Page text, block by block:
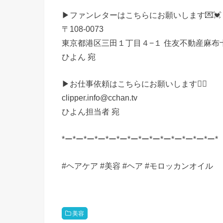
▶︎ファンレターはこちらにお願いします💌💓
〒108-0073
東京都港区三田１丁目４−１ 住友不動産麻布
ひよん 宛
▶︎お仕事依頼はこちらにお願いします🙆‍♀️
clipper.info@cchan.tv
ひよん担当者 宛
*ー*ー*ー*ー*ー*ー*ー*ー*ー*ー*ー*ー*ー*ー*
#ヘアケア #美容 #ヘア #モロッカンオイル
美容